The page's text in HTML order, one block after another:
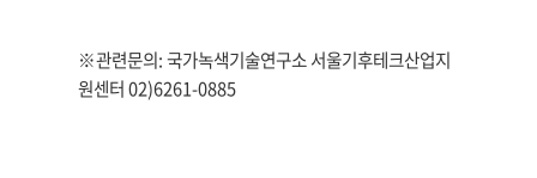
※관련문의:국가녹색기술연구소 서울기후테크산업지
원센터02)6261-0885